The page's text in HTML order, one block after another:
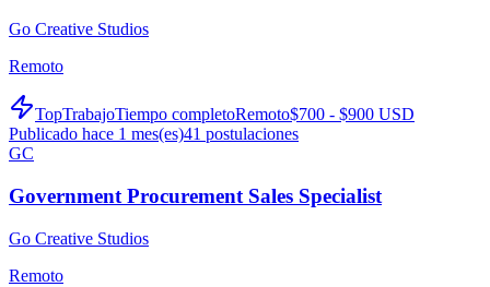
Go Creative Studios
Remoto
TopTrabajoTiempo completoRemoto$700 - $900 USD
Publicado hace 1 mes(es)41 postulaciones
GC
Government Procurement Sales Specialist
Go Creative Studios
Remoto